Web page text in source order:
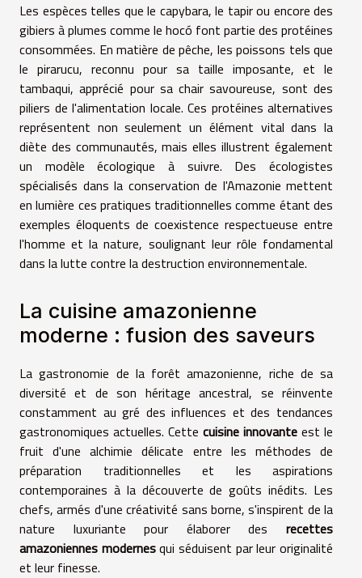
Les espèces telles que le capybara, le tapir ou encore des
gibiers à plumes comme le hocó font partie des protéines
consommées. En matière de pêche, les poissons tels que
le pirarucu, reconnu pour sa taille imposante, et le
tambaqui, apprécié pour sa chair savoureuse, sont des
piliers de l'alimentation locale. Ces protéines alternatives
représentent non seulement un élément vital dans la
diète des communautés, mais elles illustrent également
un modèle écologique à suivre. Des écologistes
spécialisés dans la conservation de l'Amazonie mettent
en lumière ces pratiques traditionnelles comme étant des
exemples éloquents de coexistence respectueuse entre
l'homme et la nature, soulignant leur rôle fondamental
dans la lutte contre la destruction environnementale.
La cuisine amazonienne
moderne : fusion des saveurs
La gastronomie de la forêt amazonienne, riche de sa
diversité et de son héritage ancestral, se réinvente
constamment au gré des influences et des tendances
gastronomiques actuelles. Cette cuisine innovante est le
fruit d'une alchimie délicate entre les méthodes de
préparation traditionnelles et les aspirations
contemporaines à la découverte de goûts inédits. Les
chefs, armés d'une créativité sans borne, s'inspirent de la
nature luxuriante pour élaborer des recettes
amazoniennes modernesqui séduisent par leur originalité
et leur finesse.